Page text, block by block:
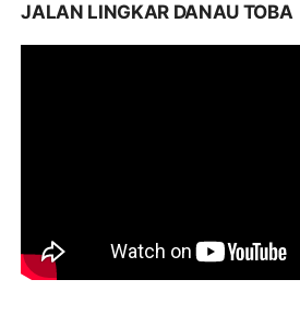
JALAN LINGKAR DANAU TOBA